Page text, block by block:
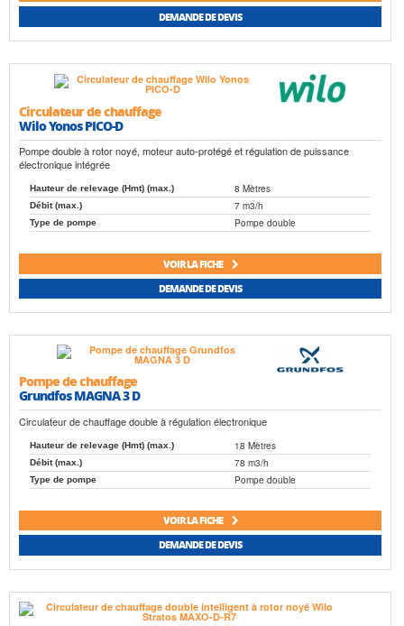
DEMANDE DE DEVIS
Circulateur de chauffage
Wilo Yonos PICO-D
Pompe double à rotor noyé, moteur auto-protégé et régulation de puissance
électronique intégrée
Hauteur de relevage (Hmt) (max.) 8 Mètres
Débit (max.) 7 m3/h
Type de pompe Pompe double
VOIR LA FICHE
DEMANDE DE DEVIS
Pompe de chauffage
Grundfos MAGNA 3 D
Circulateur de chauffage double à régulation électronique
Hauteur de relevage (Hmt) (max.) 18 Mètres
Débit (max.) 78 m3/h
Type de pompe Pompe double
VOIR LA FICHE
DEMANDE DE DEVIS